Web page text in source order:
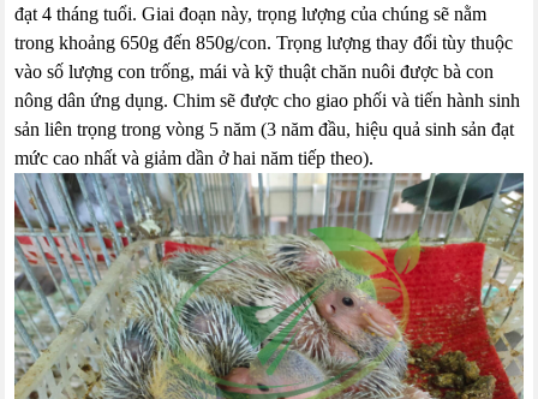
đạt 4 tháng tuổi. Giai đoạn này, trọng lượng của chúng sẽ nằm
trong khoảng 650g đến 850g/con. Trọng lượng thay đổi tùy thuộc
vào số lượng con trống, mái và kỹ thuật chăn nuôi được bà con
nông dân ứng dụng. Chim sẽ được cho giao phối và tiến hành sinh
sản liên trọng trong vòng 5 năm (3 năm đầu, hiệu quả sinh sản đạt
mức cao nhất và giảm dần ở hai năm tiếp theo).